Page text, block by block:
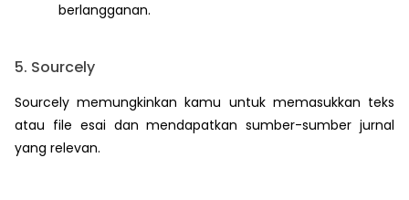
berlangganan.
5. Sourcely
Sourcely memungkinkan kamu untuk memasukkan teks
atau file esai dan mendapatkan sumber-sumber jurnal
yang relevan.